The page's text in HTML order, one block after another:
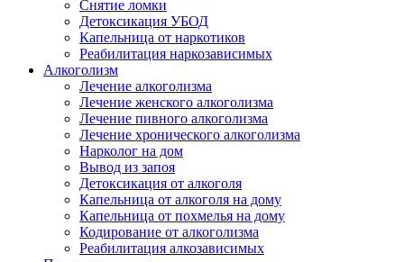
Снятие ломки
​​Детоксикация УБОД
Капельница от наркотиков
Реабилитация наркозависимых
Алкоголизм
Лечение алкоголизма
Лечение женского алкоголизма
Лечение пивного алкоголизма
Лечение хронического алкоголизма
Нарколог на дом
Вывод из запоя
Детоксикация от алкоголя
Капельница от алкоголя на дому
Капельница от похмелья на дому
Кодирование от алкоголизма
Реабилитация алкозависимых